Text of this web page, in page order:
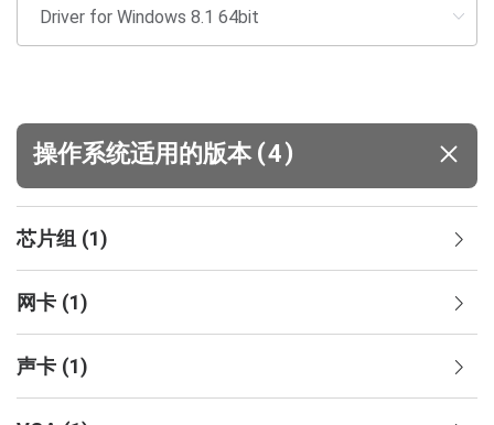
操作系统适用的版本 (4)
芯片组 (1)
网卡 (1)
声卡 (1)